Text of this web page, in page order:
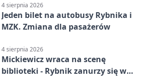
4 sierpnia 2026
Jeden bilet na autobusy Rybnika i
MZK. Zmiana dla pasażerów
4 sierpnia 2026
Mickiewicz wraca na scenę
biblioteki - Rybnik zanurzy się w